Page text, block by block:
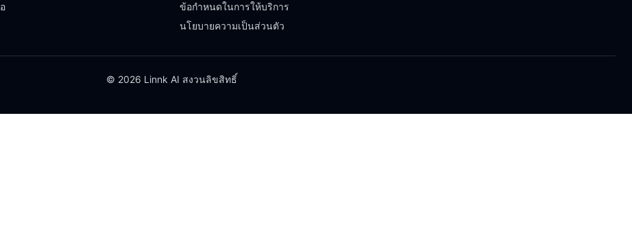
ข้อกำหนดในการให้บริการ
นโยบายความเป็นส่วนตัว
© 2026 Linnk AI สงวนลิขสิทธิ์